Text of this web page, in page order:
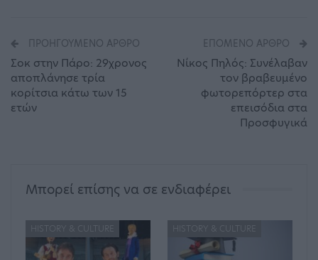
ΠΡΟΗΓΟΎΜΕΝΟ ΆΡΘΡΟ
Σοκ στην Πάρο: 29χρονος
αποπλάνησε τρία
κορίτσια κάτω των 15
ετών
ΕΠΌΜΕΝΟ ΆΡΘΡΟ
Νίκος Πηλός: Συνέλαβαν
τον βραβευμένο
φωτορεπόρτερ στα
επεισόδια στα
Προσφυγικά
Μπορεί επίσης να σε ενδιαφέρει
HISTORY & CULTURE HISTORY & CULTURE